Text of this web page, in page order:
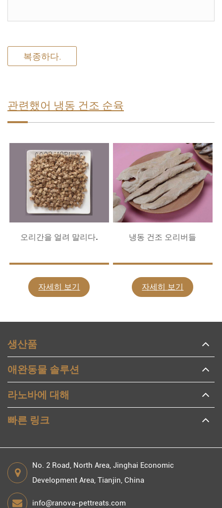
복종하다.
관련했어 냉동 건조 순육
오리간을 얼려 말리다.
자세히 보기
냉동 건조 오리버들
자세히 보기
생산품
애완동물 솔루션
라노바에 대해
빠른 링크
No. 2 Road, North Area, Jinghai Economic
Development Area, Tianjin, China
info@ranova-pettreats.com